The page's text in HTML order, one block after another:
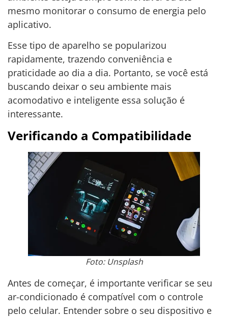
mesmo monitorar o consumo de energia pelo
aplicativo.
Esse tipo de aparelho se popularizou
rapidamente, trazendo conveniência e
praticidade ao dia a dia. Portanto, se você está
buscando deixar o seu ambiente mais
acomodativo e inteligente essa solução é
interessante.
Verificando a Compatibilidade
Foto: Unsplash
Antes de começar, é importante verificar se seu
ar-condicionado é compatível com o controle
pelo celular. Entender sobre o seu dispositivo e